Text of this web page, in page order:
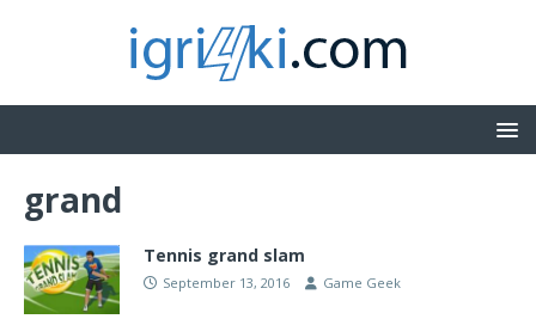
grand
Tennis grand slam
September 13, 2016 Game Geek